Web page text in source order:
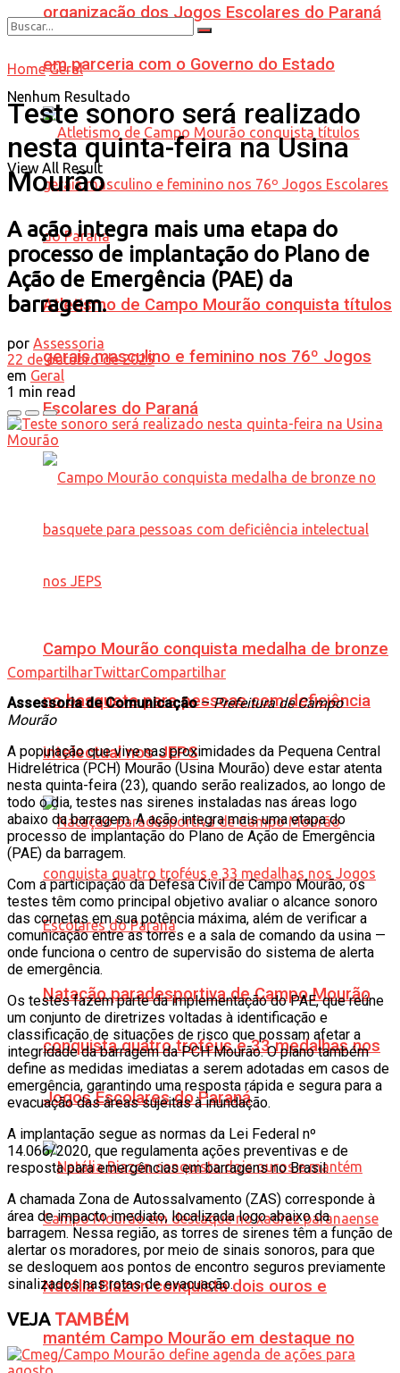
organização dos Jogos Escolares do Paraná
em parceria com o Governo do Estado
Atletismo de Campo Mourão conquista títulos
gerais masculino e feminino nos 76º Jogos
Escolares do Paraná
Campo Mourão conquista medalha de bronze
no basquete para pessoas com deficiência
intelectual nos JEPS
Natação paradesportiva de Campo Mourão
conquista quatro troféus e 33 medalhas nos
Jogos Escolares do Paraná
Natália Biazon conquista dois ouros e
mantém Campo Mourão em destaque no
Nenhum Resultado
View All Result
Home Geral
Teste sonoro será realizado
nesta quinta-feira na Usina
Mourão
A ação integra mais uma etapa do
processo de implantação do Plano de
Ação de Emergência (PAE) da
barragem.
por Assessoria
22 de outubro de 2025
em Geral
1 min read
CompartilharTwittarCompartilhar
Assessoria de Comunicação–Prefeitura de Campo
Mourão
A população que vive nas proximidades da Pequena Central
Hidrelétrica (PCH) Mourão (Usina Mourão) deve estar atenta
nesta quinta-feira (23), quando serão realizados, ao longo de
todo o dia, testes nas sirenes instaladas nas áreas logo
abaixo da barragem. A ação integra mais uma etapa do
processo de implantação do Plano de Ação de Emergência
(PAE) da barragem.
Com a participação da Defesa Civil de Campo Mourão, os
testes têm como principal objetivo avaliar o alcance sonoro
das cornetas em sua potência máxima, além de verificar a
comunicação entre as torres e a sala de comando da usina —
onde funciona o centro de supervisão do sistema de alerta
de emergência.
Os testes fazem parte da implementação do PAE, que reúne
um conjunto de diretrizes voltadas à identificação e
classificação de situações de risco que possam afetar a
integridade da barragem da PCH Mourão. O plano também
define as medidas imediatas a serem adotadas em casos de
emergência, garantindo uma resposta rápida e segura para a
evacuação das áreas sujeitas à inundação.
A implantação segue as normas da Lei Federal nº
14.066/2020, que regulamenta ações preventivas e de
resposta para emergências em barragens no Brasil.
A chamada Zona de Autossalvamento (ZAS) corresponde à
área de impacto imediato, localizada logo abaixo da
barragem. Nessa região, as torres de sirenes têm a função de
alertar os moradores, por meio de sinais sonoros, para que
se desloquem aos pontos de encontro seguros previamente
sinalizados nas rotas de evacuação.
VEJATAMBÉM